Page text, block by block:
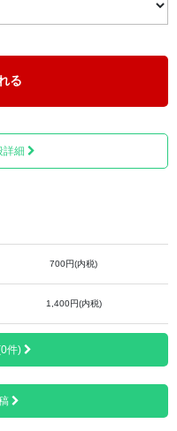
る
詳細
700円(内税)
1,400円(内税)
件)